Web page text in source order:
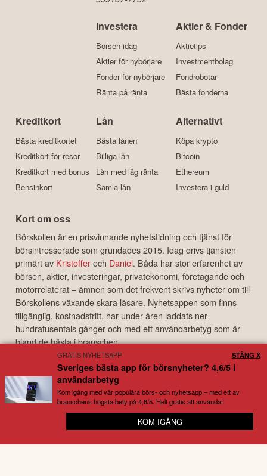
Investera
Börsen idag
Aktier för nybörjare
Fonder för nybörjare
Ränta på ränta
Aktier & Fonder
Aktietips
Investmentbolag
Fondrobotar
Bästa fonderna
Kreditkort
Bästa kreditkortet
Kreditkort för resor
Kreditkort med bonus
Bensinkort
Lån
Bästa lånen
Billiga lån
Lån med låg ränta
Samla lån
Alternativt
Köpa krypto
Bitcoin
Ethereum
Investera i guld
Kort om oss
Börskollen är en prisvinnande nyhetstidning och tjänst för
börsintresserade som grundades 2015. Idag drivs tjänsten
primärt av Kristofferoch Daniel. Båda har stor erfarenhet av
börsen, aktier, investeringar, privatekonomi, företagande och
motorrelaterat – ämnen som det frekvent skrivs nyheter om till
Börskollens växande skara läsare. Nyhetsappen som finns
tillgänglig, kostnadsfritt, har under åren laddats ner
hundratusentals gånger och med ett användarbetyg som är
bland de bästa i branschen.
Börskollen Sverige AB ("Börskollen") är inte finansiella rådgivare, står inte under
finansinspektionens tillsyn och ger inga råd till dig. Detta innebär att
investeringsbeslut baserade på information som direkt eller indirekt härrörande
självständigt av investeraren. Börskollen frånsäger sig allt ansvar för eventuell
förlust eller skada av vad slag det må vara som grundar sig på användandet av
material härrörande från tjänsten Börskollen.
📈 Stenkoll på allt som rör börsen – helt gratis
GRATIS NYHETSAPP
Sveriges bästa app för börsnyheter? 4,6/5 i
användarbetyg
Kom igång med vår populära börs- och nyhetsapp – med ett av
branschens högsta bety på 4,6/5. Helt gratis att använda!
KOM IGÅNG
STÄNG X